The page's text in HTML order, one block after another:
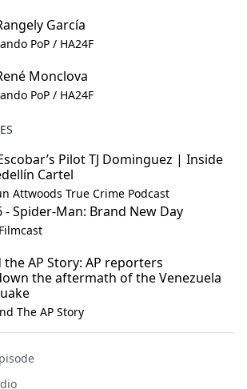
García
PoP / HA24F
Monclova
PoP / HA24F
Pilot TJ Dominguez | Inside
Cartel
Attwoods True Crime Podcast
- Spider-Man: Brand New Day
the AP Story: AP reporters
the aftermath of the Venezuela
The AP Story